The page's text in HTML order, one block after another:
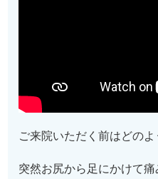
ご来院いただく前はどの
突然お尻から足にかけて